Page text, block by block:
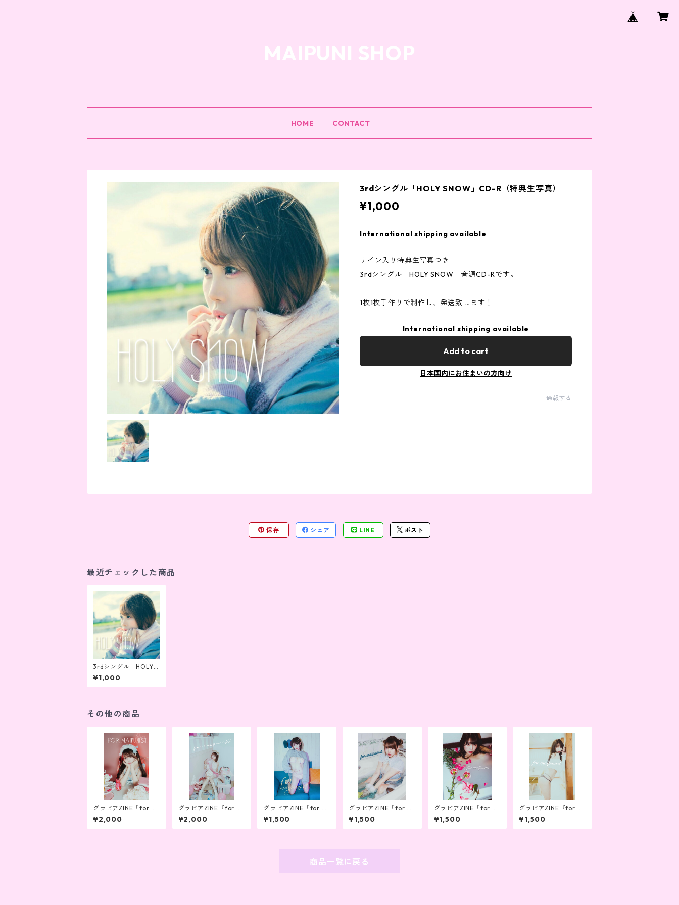
MAIPUNI SHOP
HOME CONTACT
3rdシングル「HOLY SNOW」CD-R（特典生写真）
¥1,000
International shipping available
サイン入り特典生写真つき
3rdシングル「HOLY SNOW」音源CD-Rです。
1枚1枚手作りで制作し、発送致します！
International shipping available
Add to cart
日本国内にお住まいの方向け
通報する
保存 シェア LINE ポスト
最近チェックした商品
3rdシングル「HOLY S
NOW」CD-R（特典生
写真）
¥1,000
その他の商品
グラビアZINE『for m
aipunist vol.13』
¥2,000
グラビアZINE『for m
aipunist vol.12』
¥2,000
グラビアZINE『for m
aipunist』vol.5
¥1,500
グラビアZINE『for m
aipunist』 vol.4
¥1,500
グラビアZINE『for m
aipunist』 vol.2
¥1,500
グラビアZINE『for m
aipunist』vol.6
¥1,500
商品一覧に戻る